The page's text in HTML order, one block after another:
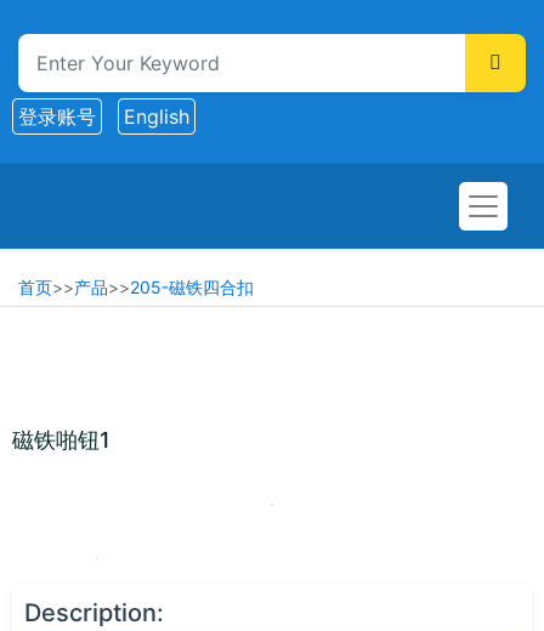
登录账号 English
首页>>产品>>205-磁铁四合扣
磁铁啪钮1
Description: